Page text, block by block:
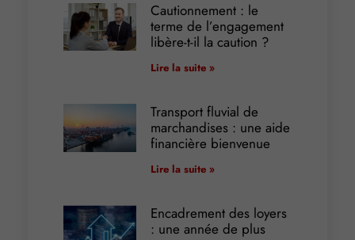
Cautionnement : le
terme de l’engagement
libère-t-il la caution ?
Lire la suite »
Transport fluvial de
marchandises : une aide
financière bienvenue
Lire la suite »
Encadrement des loyers
: une année de plus